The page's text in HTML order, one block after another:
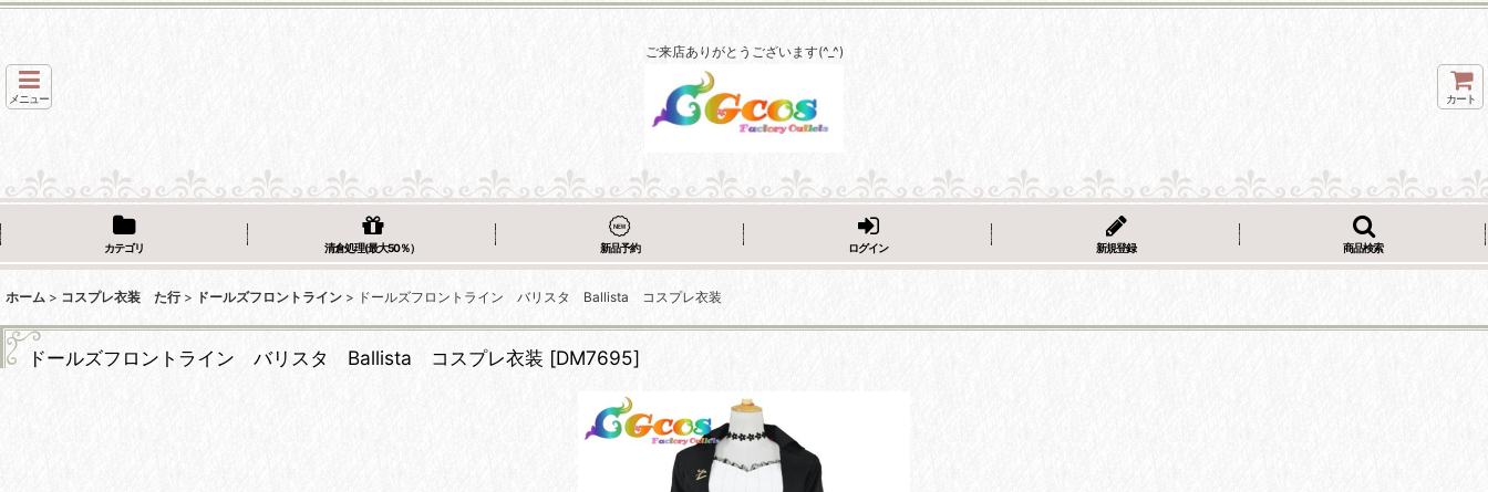
ご来店ありがとうございます(^_^)
メニュー カート
カテゴリ 清倉処理(最大50％） 新品予約 ログイン 新規登録 商品検索
ホーム > コスプレ衣装 た行 > ドールズフロントライン > ドールズフロントライン バリスタ Ballista コスプレ衣装
ドールズフロントライン バリスタ Ballista コスプレ衣装 [DM7695]